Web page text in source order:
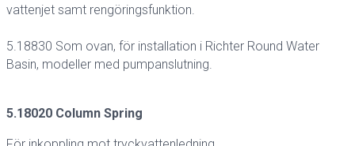
vattenjet samt rengöringsfunktion.
5.18830 Som ovan, för installation i Richter Round Water
Basin, modeller med pumpanslutning.
5.18020 Column Spring